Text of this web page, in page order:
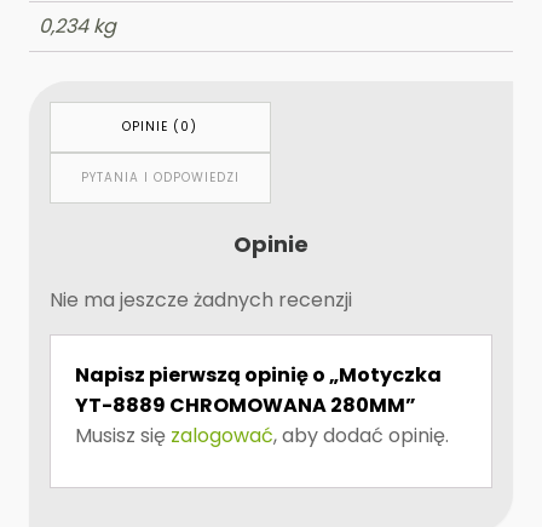
OPINIE (0)
PYTANIA I ODPOWIEDZI
Opinie
Nie ma jeszcze żadnych recenzji
Napisz pierwszą opinię o „Motyczka
YT-8889 CHROMOWANA 280MM”
Musisz się zalogować, aby dodać opinię.
0,234 kg